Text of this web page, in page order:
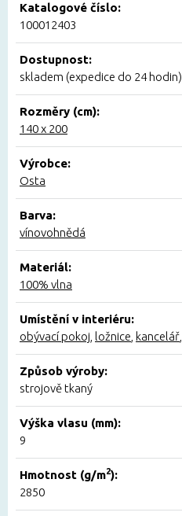
Katalogové číslo:
100012403
Dostupnost:
skladem (expedice do 24 hodin)
Rozměry (cm):
140 x 200
Výrobce:
Osta
Barva:
vínovohnědá
Materiál:
100% vlna
Umístění v interiéru:
obývací pokoj ložnice kancelář
Způsob výroby:
strojově tkaný
Výška vlasu (mm):
9
Hmotnost (g/m2):
2850